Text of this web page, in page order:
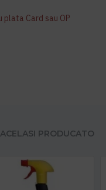
Card sau OP
PRODUCATOR